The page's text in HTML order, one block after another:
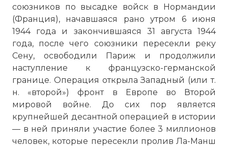
союзников по высадке войск в Нормандии
(Франция), начавшаяся рано утром 6 июня
1944 года и закончившаяся 31 августа 1944
года, после чего союзники пересекли реку
Сену, освободили Париж и продолжили
наступление к французско-германской
границе. Операция открыла Западный (или т.
н. «второй») фронт в Европе во Второй
мировой войне. До сих пор является
крупнейшей десантной операцией в истории
— в ней приняли участие более 3 миллионов
человек, которые пересекли пролив Ла-Манш